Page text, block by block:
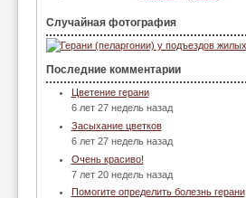
Случайная фотография
Последние комментарии
Цветение герани
6 лет 27 недель назад
Засыхание цветков
6 лет 27 недель назад
Очень красиво!
7 лет 20 недель назад
Помогите определить болезнь герани